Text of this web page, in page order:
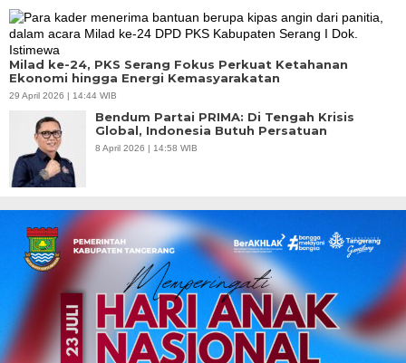
Milad ke-24, PKS Serang Fokus Perkuat Ketahanan
Ekonomi hingga Energi Kemasyarakatan
29 April 2026 | 14:44 WIB
Bendum Partai PRIMA: Di Tengah Krisis
Global, Indonesia Butuh Persatuan
8 April 2026 | 14:58 WIB